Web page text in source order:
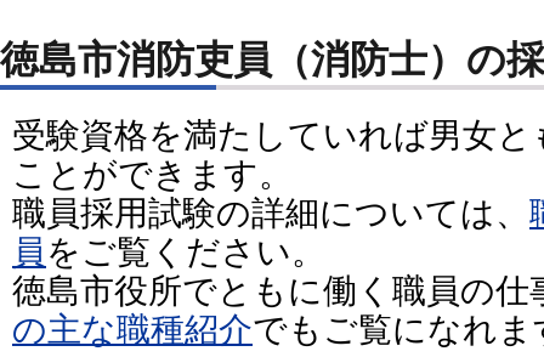
徳島市消防吏員（消防士）の
受験資格を満たしていれば男女
ことができます。
職員採用試験の詳細については、
員 をご覧ください。
徳島市役所でともに働く職員の仕
の主な職種紹介でもご覧になれま